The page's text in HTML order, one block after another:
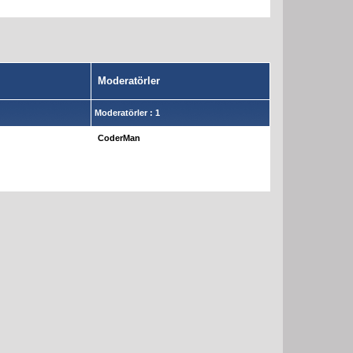
Moderatörler
Moderatörler : 1
CoderMan